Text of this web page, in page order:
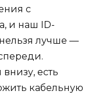
с
и наш ID-
лучше —
есть
кабельную